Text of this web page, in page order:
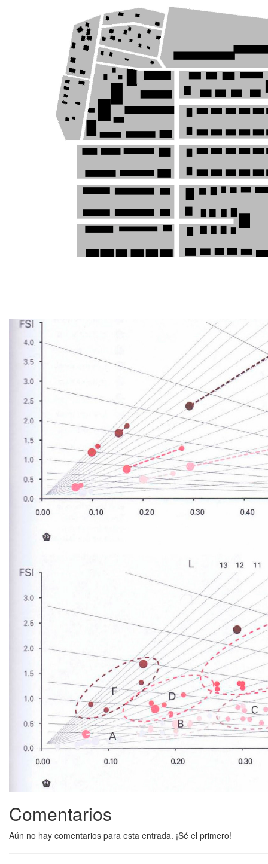
Comentarios
Aún no hay comentarios para esta entrada. ¡Sé el primero!